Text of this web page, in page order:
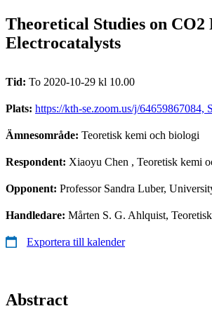
Theoretical Studies on CO2
Electrocatalysts
Tid: To 2020-10-29 kl 10.00
Plats: https://kth-se.zoom.us/j/64659867084,
Ämnesområde: Teoretisk kemi och biologi
Respondent: Xiaoyu Chen , Teoretisk kemi
Opponent: Professor Sandra Luber,
Handledare: Mårten S. G. Ahlquist,
Exportera till kalender
Abstract